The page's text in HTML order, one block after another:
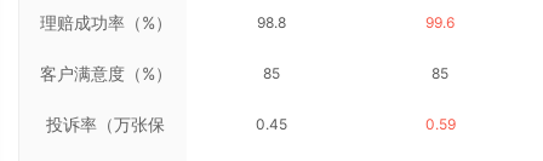
（天）
理赔成功率（%）
客户满意度（%）
投诉率（万张保
98.8
85
0.45
99.6
85
0.59